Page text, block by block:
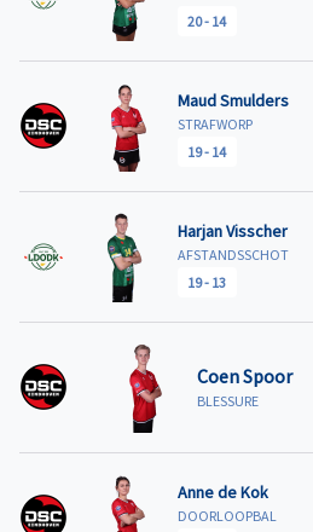
20- 14
Maud Smulders
STRAFWORP
19- 14
Harjan Visscher
AFSTANDSSCHOT
19- 13
Coen Spoor
BLESSURE
Anne de Kok
DOORLOOPBAL